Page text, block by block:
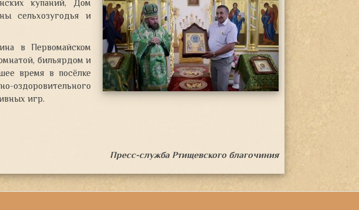
купаний, Дом
сельхозугодья и
в Первомайском
бильярдом и
время в посёлке
оздоровительного
игр.
Пресс-служба Ртищевского благочиния